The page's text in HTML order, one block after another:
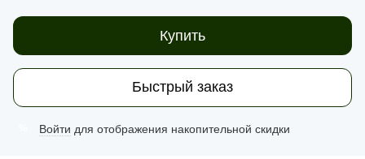
Купить
Быстрый заказ
Войти для отображения накопительной скидки